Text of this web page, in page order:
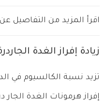
اقرأ المزيد من التفاصيل عن
زيادة إفراز الغدة
تزيد نسبة الكالسيوم في
إفراز هرمونات الغدة الجار